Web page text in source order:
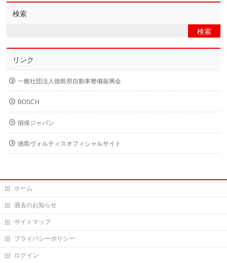
検索
リンク
一般社団法人徳島県自動車整備振興会
BOSCH
損保ジャパン
徳島ヴォルティスオフィシャルサイト
ホーム
過去のお知らせ
サイトマップ
プライバシーポリシー
ログイン